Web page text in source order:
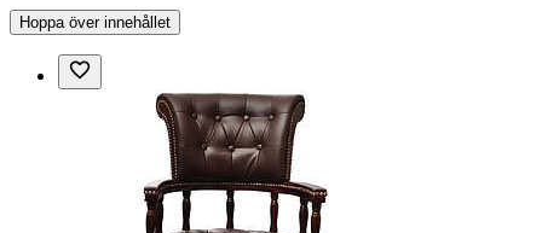
Hoppa över innehållet